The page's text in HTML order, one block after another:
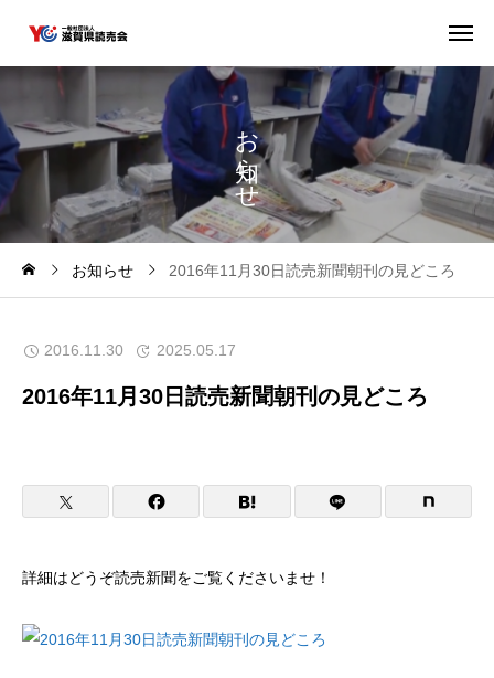
お
ら
せ
お知らせ 2016年11月30日読売新聞朝刊の見どころ
2016.11.30 2025.05.17
2016年11月30日読売新聞朝刊の見どころ
詳細はどうぞ読売新聞をご覧くださいませ！